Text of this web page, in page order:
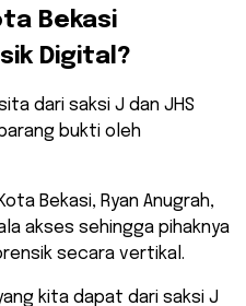
Bekasi
Digital?
dari saksi J dan JHS
bukti oleh
Bekasi, Ryan Anugrah,
akses sehingga pihaknya
secara vertikal.
kita dapat dari saksi J